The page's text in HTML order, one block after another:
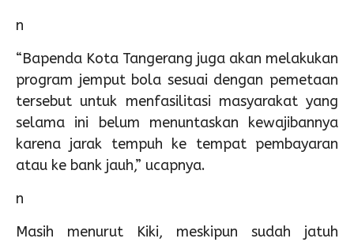
n
“Bapenda Kota Tangerang juga akan melakukan
program jemput bola sesuai dengan pemetaan
tersebut untuk menfasilitasi masyarakat yang
selama ini belum menuntaskan kewajibannya
karena jarak tempuh ke tempat pembayaran
atau ke bank jauh,” ucapnya.
n
Masih menurut Kiki, meskipun sudah jatuh